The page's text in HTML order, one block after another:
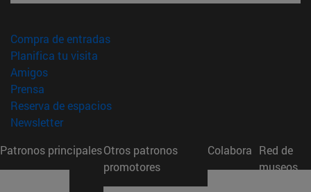
Compra de entradas(abre en nueva ventana)
Planifica tu visita
Amigos(abre en nueva ventana)
Prensa
Reserva de espacios(abre en nueva ventana)
Newsletter(abre en nueva ventana)
Patronos principalesOtros patronos
promotores
Colabora Red de
museos